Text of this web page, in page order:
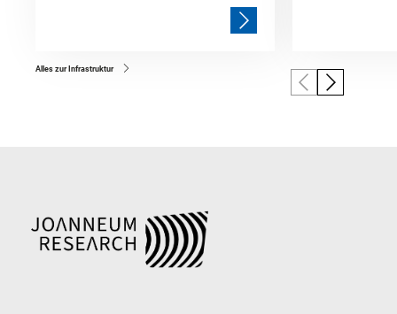
Alles zur Infrastruktur